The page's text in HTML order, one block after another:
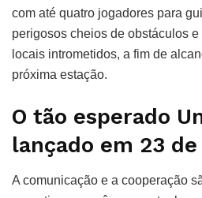
com até quatro jogadores para
perigosos cheios de obstáculos
locais intrometidos, a fim de
próxima estação.
O tão esperado
lançado em 23
A comunicação e a cooperação